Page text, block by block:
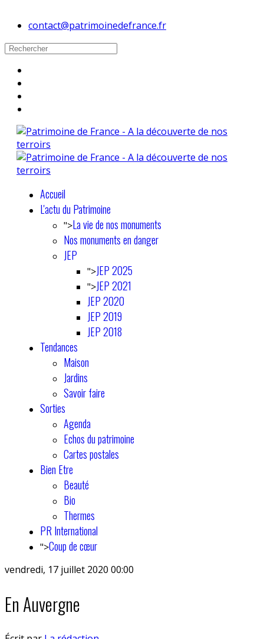
contact@patrimoinedefrance.fr
Accueil
L'actu du Patrimoine
">La vie de nos monuments
Nos monuments en danger
JEP
">JEP 2025
">JEP 2021
JEP 2020
JEP 2019
JEP 2018
Tendances
Maison
Jardins
Savoir faire
Sorties
Agenda
Echos du patrimoine
Cartes postales
Bien Etre
Beauté
Bio
Thermes
PR International
">Coup de cœur
vendredi, 17 juillet 2020 00:00
En Auvergne